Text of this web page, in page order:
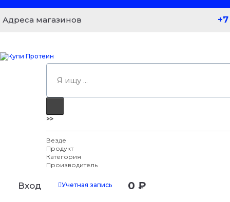
Адреса магазинов
>>
Везде
Продукт
Категория
Производитель
Вход Учетная запись 0 ₽